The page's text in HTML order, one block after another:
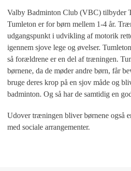
Valby Badminton Club (VBC) tilbyder
Tumleton er for børn mellem 1-4 år.
udgangspunkt i udvikling af motorik
igennem sjove lege og øvelser.
så forældrene er en del af træningen.
børnene, da de møder andre børn, får
bruge deres krop på en sjov måde og
badminton. Og så har de samtidig en
Udover træningen bliver børnene også
med sociale arrangementer.